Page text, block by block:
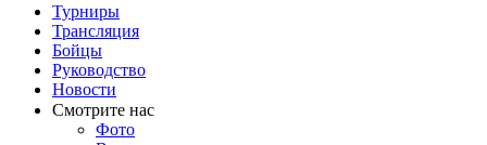
Турниры
Трансляция
Бойцы
Руководство
Новости
Смотрите нас
Фото